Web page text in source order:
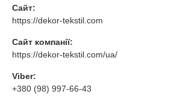
Сайт:
https://dekor-tekstil.com
Сайт компанії:
https://dekor-tekstil.com/ua/
Viber:
+380 (98) 997-66-43